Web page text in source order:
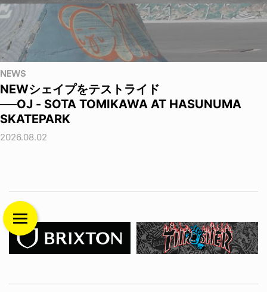
NEWS
NEWシェイプをテストライド
──OJ - SOTA TOMIKAWA AT HASUNUMA
SKATEPARK
2026.08.02